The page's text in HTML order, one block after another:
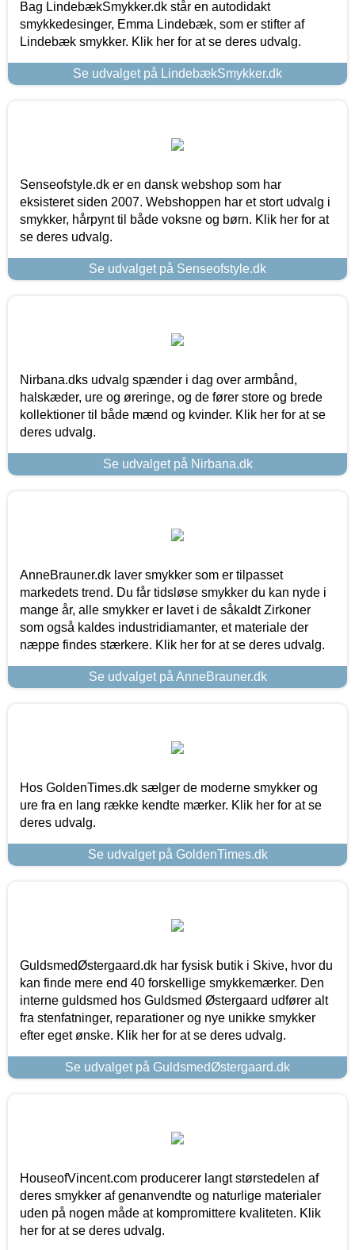
Bag LindebækSmykker.dk står en autodidakt
smykkedesinger, Emma Lindebæk, som er stifter af
Lindebæk smykker. Klik her for at se deres udvalg.
Se udvalget på LindebækSmykker.dk
Senseofstyle.dk er en dansk webshop som har
eksisteret siden 2007. Webshoppen har et stort udvalg i
smykker, hårpynt til både voksne og børn. Klik her for at
se deres udvalg.
Se udvalget på Senseofstyle.dk
Nirbana.dks udvalg spænder i dag over armbånd,
halskæder, ure og øreringe, og de fører store og brede
kollektioner til både mænd og kvinder. Klik her for at se
deres udvalg.
Se udvalget på Nirbana.dk
AnneBrauner.dk laver smykker som er tilpasset
markedets trend. Du får tidsløse smykker du kan nyde i
mange år, alle smykker er lavet i de såkaldt Zirkoner
som også kaldes industridiamanter, et materiale der
næppe findes stærkere. Klik her for at se deres udvalg.
Se udvalget på AnneBrauner.dk
Hos GoldenTimes.dk sælger de moderne smykker og
ure fra en lang række kendte mærker. Klik her for at se
deres udvalg.
Se udvalget på GoldenTimes.dk
GuldsmedØstergaard.dk har fysisk butik i Skive, hvor du
kan finde mere end 40 forskellige smykkemærker. Den
interne guldsmed hos Guldsmed Østergaard udfører alt
fra stenfatninger, reparationer og nye unikke smykker
efter eget ønske. Klik her for at se deres udvalg.
Se udvalget på GuldsmedØstergaard.dk
HouseofVincent.com producerer langt størstedelen af
deres smykker af genanvendte og naturlige materialer
uden på nogen måde at kompromittere kvaliteten. Klik
her for at se deres udvalg.